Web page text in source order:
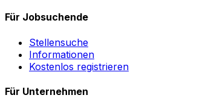
Für Jobsuchende
Stellensuche
Informationen
Kostenlos registrieren
Für Unternehmen